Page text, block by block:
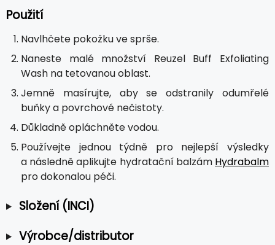
Použití
Navlhčete pokožku ve sprše.
Naneste malé množství Reuzel Buff Exfoliating
Wash na tetovanou oblast.
Jemně masírujte, aby se odstranily odumřelé
buňky a povrchové nečistoty.
Důkladně opláchněte vodou.
Používejte jednou týdně pro nejlepší výsledky
a následně aplikujte hydratační balzám Hydrabalm
pro dokonalou péči.
Složení (INCI)
Výrobce/distributor